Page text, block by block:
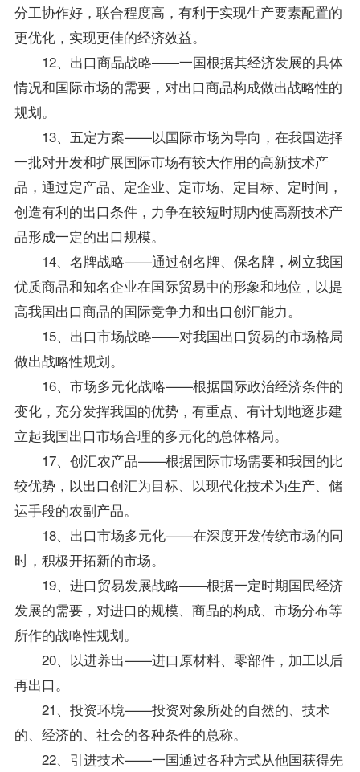
分工协作好，联合程度高，有利于实现生产要素配置的
更优化，实现更佳的经济效益。
12、出口商品战略——一国根据其经济发展的具体
情况和国际市场的需要，对出口商品构成做出战略性的
规划。
13、五定方案——以国际市场为导向，在我国选择
一批对开发和扩展国际市场有较大作用的高新技术产
品，通过定产品、定企业、定市场、定目标、定时间，
创造有利的出口条件，力争在较短时期内使高新技术产
品形成一定的出口规模。
14、名牌战略——通过创名牌、保名牌，树立我国
优质商品和知名企业在国际贸易中的形象和地位，以提
高我国出口商品的国际竞争力和出口创汇能力。
15、出口市场战略——对我国出口贸易的市场格局
做出战略性规划。
16、市场多元化战略——根据国际政治经济条件的
变化，充分发挥我国的优势，有重点、有计划地逐步建
立起我国出口市场合理的多元化的总体格局。
17、创汇农产品——根据国际市场需要和我国的比
较优势，以出口创汇为目标、以现代化技术为生产、储
运手段的农副产品。
18、出口市场多元化——在深度开发传统市场的同
时，积极开拓新的市场。
19、进口贸易发展战略——根据一定时期国民经济
发展的需要，对进口的规模、商品的构成、市场分布等
所作的战略性规划。
20、以进养出——进口原材料、零部件，加工以后
再出口。
21、投资环境——投资对象所处的自然的、技术
的、经济的、社会的各种条件的总称。
22、引进技术——一国通过各种方式从他国获得先